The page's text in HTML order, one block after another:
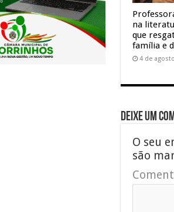
na
que
família e
4 de
Deixe um
O seu
são